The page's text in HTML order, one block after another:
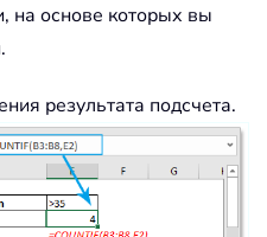
на основе которых вы
результата подсчета.